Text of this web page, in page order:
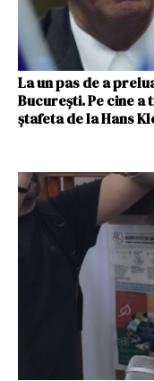
La un pas de a
București. Pe cine
ștafeta de la Hans